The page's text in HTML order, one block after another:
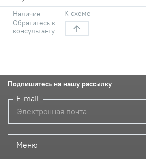
Наличие
Обратитесь к
консультанту
К схеме
Меню
Подпишитесь на нашу рассылку
E-mail